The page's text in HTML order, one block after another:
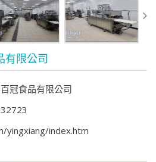
限公司
冠食品有限公司
yingxiang/index.htm